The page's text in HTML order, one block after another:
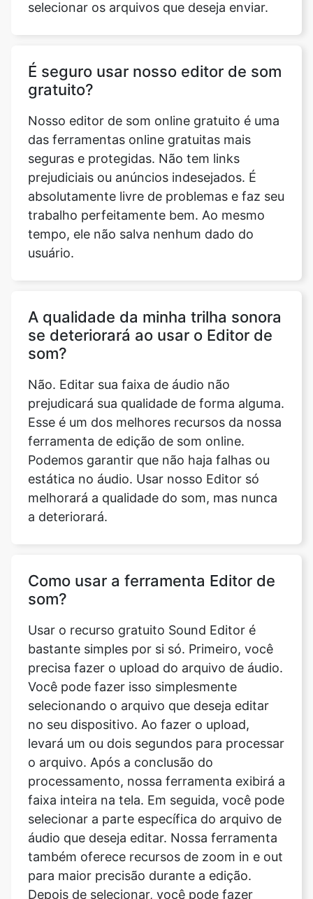
É seguro usar nosso editor de som
das ferramentas online gratuitas mais
seguras e protegidas. Não tem links
prejudiciais ou anúncios indesejados. É
absolutamente livre de problemas e faz seu
trabalho perfeitamente bem. Ao mesmo
tempo, ele não salva nenhum dado do
usuário.
A qualidade da minha trilha sonora
Não. Editar sua faixa de áudio não
prejudicará sua qualidade de forma alguma.
Esse é um dos melhores recursos da nossa
ferramenta de edição de som online.
Podemos garantir que não haja falhas ou
estática no áudio. Usar nosso Editor só
melhorará a qualidade do som, mas nunca
a deteriorará.
Como usar a ferramenta Editor de
bastante simples por si só. Primeiro, você
precisa fazer o upload do arquivo de áudio.
Você pode fazer isso simplesmente
selecionando o arquivo que deseja editar
no seu dispositivo. Ao fazer o upload,
levará um ou dois segundos para processar
o arquivo. Após a conclusão do
processamento, nossa ferramenta exibirá a
faixa inteira na tela. Em seguida, você pode
selecionar a parte específica do arquivo de
áudio que deseja editar. Nossa ferramenta
também oferece recursos de zoom in e out
para maior precisão durante a edição.
Depois de selecionar, você pode fazer
várias coisas: cortar ou reverter o áudio,
alterar as frequências Lowpass, Highpass e
Bandpass, alterar o Q ou o ganho ou